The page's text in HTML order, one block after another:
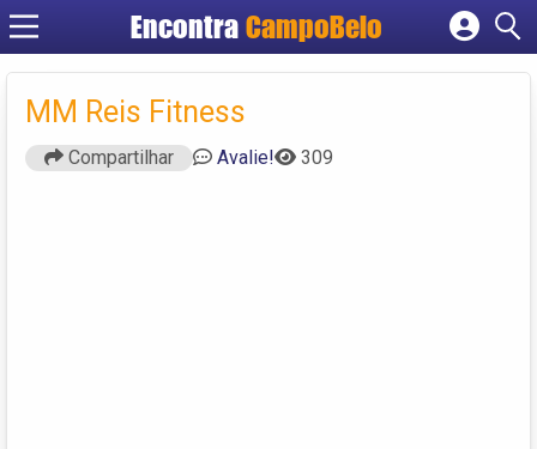
EncontraCampoBelo
Cadastrar empresa
MM Reis Fitness
Compartilhar Avalie! 309